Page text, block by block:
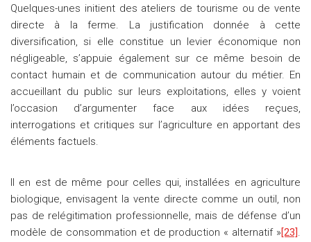
Quelques-unes initient des ateliers de tourisme ou de vente
directe à la ferme. La justification donnée à cette
diversification, si elle constitue un levier économique non
négligeable, s’appuie également sur ce même besoin de
contact humain et de communication autour du métier. En
accueillant du public sur leurs exploitations, elles y voient
l’occasion d’argumenter face aux idées reçues,
interrogations et critiques sur l’agriculture en apportant des
éléments factuels.
Il en est de même pour celles qui, installées en agriculture
biologique, envisagent la vente directe comme un outil, non
pas de relégitimation professionnelle, mais de défense d’un
modèle de consommation et de production « alternatif »[23].